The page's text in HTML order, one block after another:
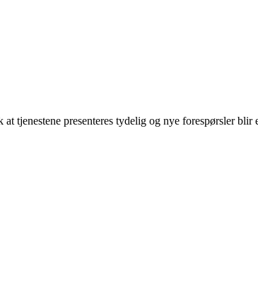
tjenestene presenteres tydelig og nye forespørsler blir